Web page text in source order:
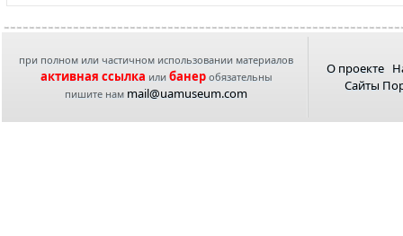
при полном или частичном использовании материалов
активная ссылка или банеробязательны
пишите нам mail@uamuseum.com
О проекте
Сайты